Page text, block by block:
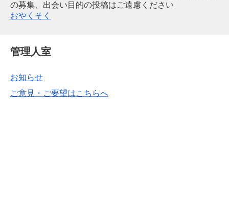
の募集、出会い目的の投稿はご遠慮ください
おやくそく
管理人室
お知らせ
ご意見・ご要望はこちらへ